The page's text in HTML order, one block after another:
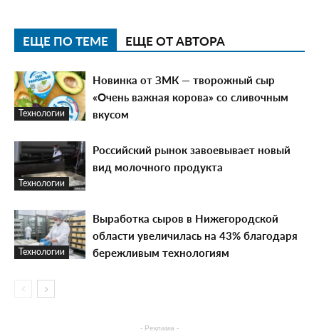
ЕЩЕ ПО ТЕМЕ ЕЩЕ ОТ АВТОРА
Технологии
Новинка от ЗМК — творожный сыр
«Очень важная корова» со сливочным
вкусом
Технологии
Российский рынок завоевывает новый
вид молочного продукта
Технологии
Выработка сыров в Нижегородской
области увеличилась на 43% благодаря
бережливым технологиям
- Реклама -